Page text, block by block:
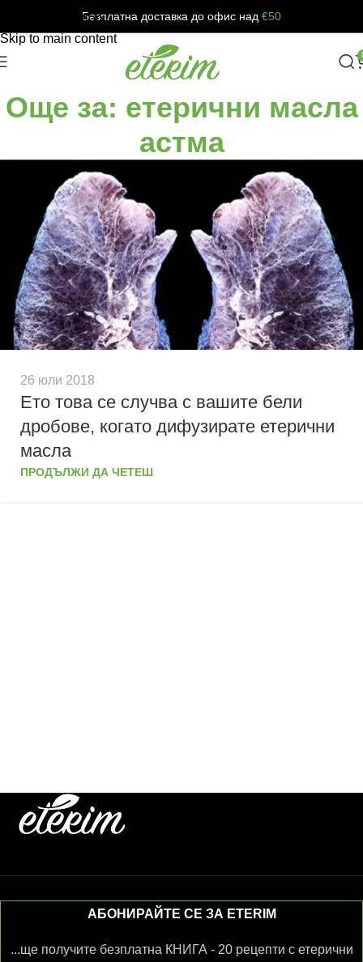
Skip to navigation
Skip to main content
Безплатна доставка до офис над €50
Още за: етерични масла
астма
26 юли 2018
Ето това се случва с вашите бели
дробове, когато дифузирате етерични
масла
ПРОДЪЛЖИ ДА ЧЕТЕШ
АБОНИРАЙТЕ СЕ ЗА ETERIM
...ще получите безплатна КНИГА - 20 рецепти с етерични